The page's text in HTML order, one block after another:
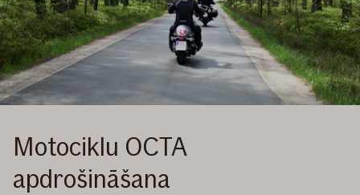
Motociklu OCTA
apdrošināšana